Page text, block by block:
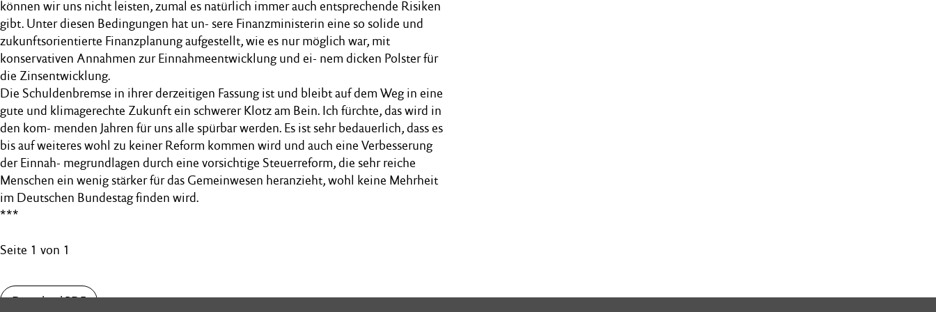
können wir uns nicht leisten, zumal es natürlich immer auch entsprechende Risiken
gibt. Unter diesen Bedingungen hat un- sere Finanzministerin eine so solide und
zukunftsorientierte Finanzplanung aufgestellt, wie es nur möglich war, mit
konservativen Annahmen zur Einnahmeentwicklung und ei- nem dicken Polster für
die Zinsentwicklung.
Die Schuldenbremse in ihrer derzeitigen Fassung ist und bleibt auf dem Weg in eine
gute und klimagerechte Zukunft ein schwerer Klotz am Bein. Ich fürchte, das wird in
den kom- menden Jahren für uns alle spürbar werden. Es ist sehr bedauerlich, dass es
bis auf weiteres wohl zu keiner Reform kommen wird und auch eine Verbesserung
der Einnah- megrundlagen durch eine vorsichtige Steuerreform, die sehr reiche
Menschen ein wenig stärker für das Gemeinwesen heranzieht, wohl keine Mehrheit
im Deutschen Bundestag finden wird.
***
Seite 1 von 1
Download PDF